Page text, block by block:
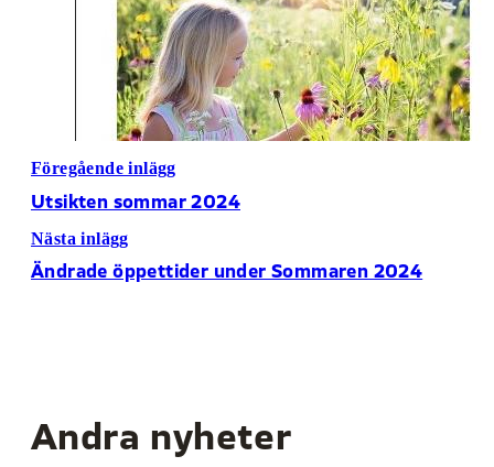
Föregående inlägg
Utsikten sommar 2024
Nästa inlägg
Ändrade öppettider under Sommaren 2024
Andra nyheter